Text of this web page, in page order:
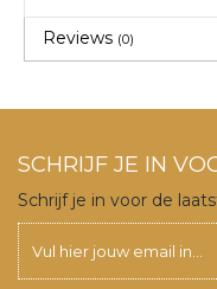
Reviews (0)
SCHRIJF JE IN
Schrijf je in voor de